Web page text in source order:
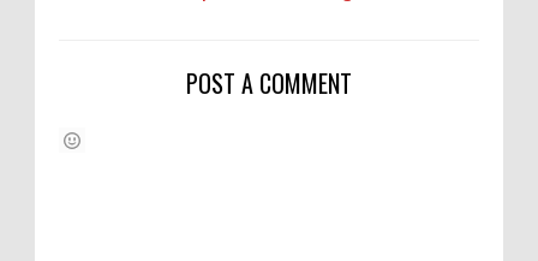
POST A COMMENT